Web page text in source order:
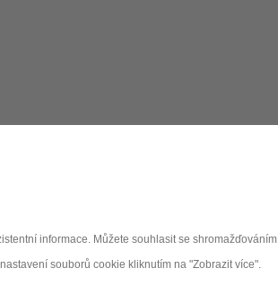
informace. Můžete souhlasit se shromažďováním
souborů cookie kliknutím na "Zobrazit více".